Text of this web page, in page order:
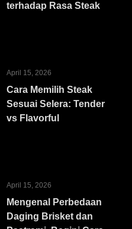
terhadap Rasa Steak
April 15, 2026
Cara Memilih Steak
Sesuai Selera: Tender
vs Flavorful
April 15, 2026
Mengenal Perbedaan
Daging Brisket dan